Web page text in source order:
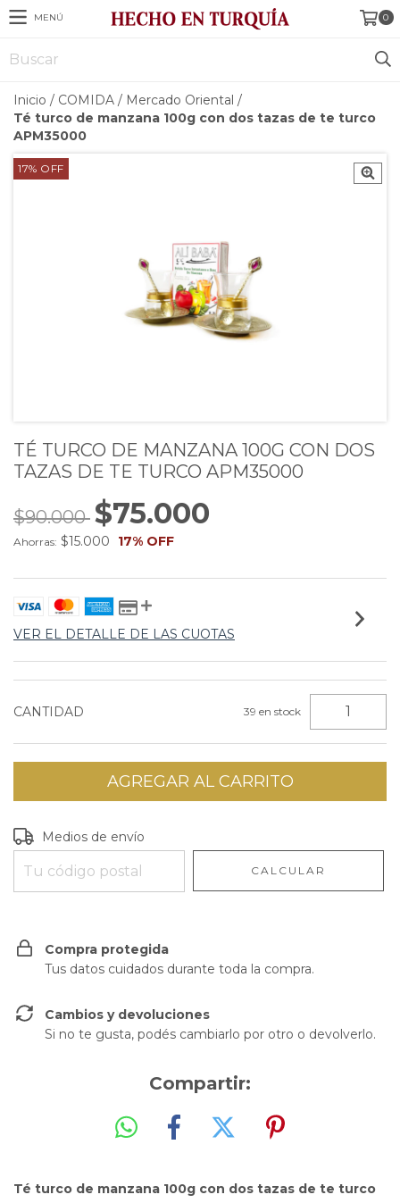
MENÚ 0
Inicio / COMIDA / Mercado Oriental /
Té turco de manzana 100g con dos tazas de te turco
APM35000
17% OFF
TÉ TURCO DE MANZANA 100G CON DOS
TAZAS DE TE TURCO APM35000
$90.000 $75.000
Ahorras: $15.000 17% OFF
VER EL DETALLE DE LAS CUOTAS
CANTIDAD 39 en stock
Entregas para el CP:
Medios de envío
CALCULAR
Compra protegida
Tus datos cuidados durante toda la compra.
Cambios y devoluciones
Si no te gusta, podés cambiarlo por otro o devolverlo.
Compartir:
Té turco de manzana 100g con dos tazas de te turco